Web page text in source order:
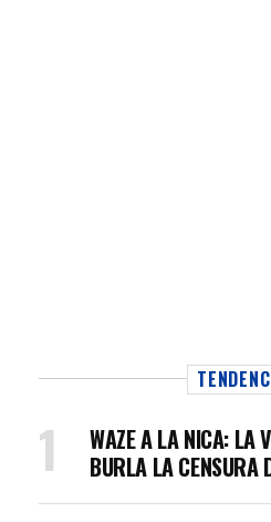
WAZE A LA NICA: LA
BURLA LA CENSURA